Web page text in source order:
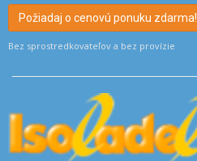
Požiadaj o cenovú ponuku zdarma!
Bez sprostredkovateľov a bez provízie